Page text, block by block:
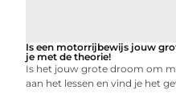
Is een motorrijbewijs jouw
je met de theorie!
Is het jouw grote droom om
aan het lessen en vind je het